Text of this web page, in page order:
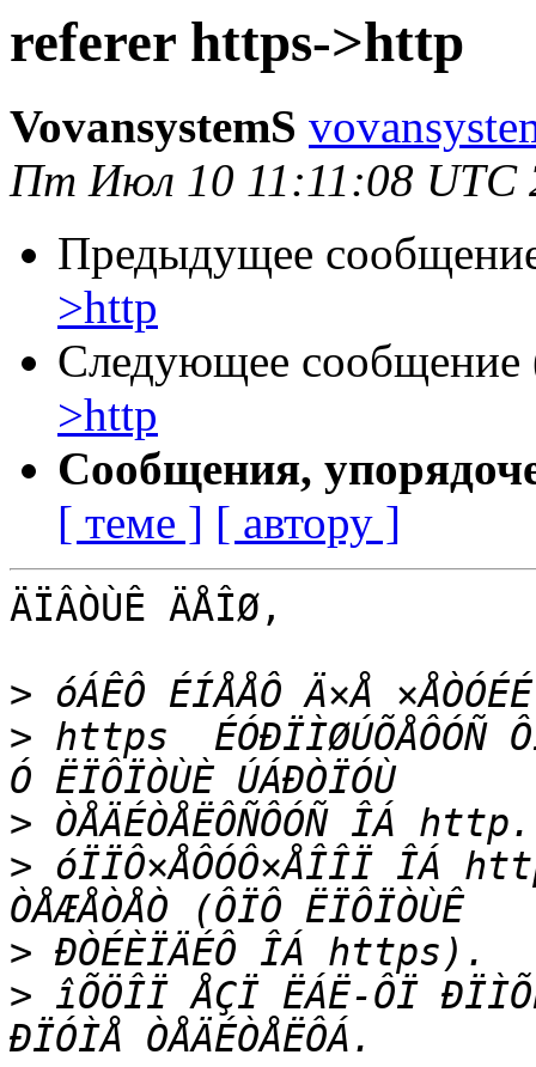
referer https->http
VovansystemS
Пт Июл 10 11:11:08 UTC
Предыдущее
>http
Следующее сообщение
>http
Сообщения,
[ теме ] [ автору ]
ÄÏÂÒÙÊ ÄÅÎØ,
>
> https
>
> óÏÏÔ×ÅÔÓÔ×ÅÎÎÏ ÎÁ
>
> îÕÖÎÏ ÅÇÏ ËÁË-ÔÏ